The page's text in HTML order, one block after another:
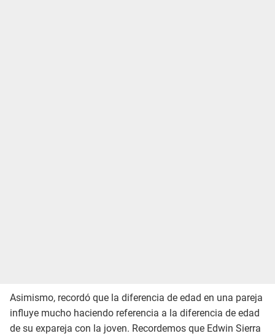
Asimismo, recordó que la diferencia de edad en una pareja
influye mucho haciendo referencia a la diferencia de edad
de su expareja con la joven. Recordemos que Edwin Sierra